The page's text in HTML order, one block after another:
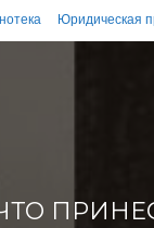
Юридическая